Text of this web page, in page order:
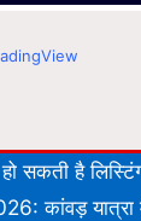
सकती है
कांवड़ यात्रा